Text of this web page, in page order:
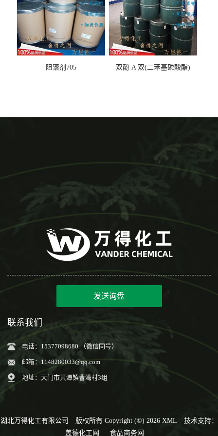
阻聚剂705 双酚 A 双(二苯基磷酸酯)
发送询盘
联系我们
电话：15377098680 （微信同号）
邮箱： 1148280033@qq.com
地址：天门市黄潭镇曹湾村3组
湖北万得化工有限公司 版权所有 Copyright (©) 2026 XML
技术支持：
盖德化工网
食品商务网